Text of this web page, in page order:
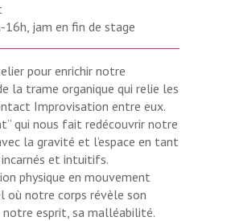
jam en fin de stage
pour enrichir notre
la trame organique qui relie les
Improvisation entre eux.
qui nous fait redécouvrir notre
la gravité et l’espace en tant
incarnés et intuitifs.
physique en mouvement
où notre corps révèle son
esprit, sa malléabilité.